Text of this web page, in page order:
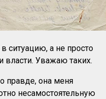
ситуацию, а не просто
власти. Уважаю таких.
правде, она меня
несамостоятельную